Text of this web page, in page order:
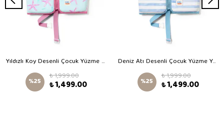
Yıldızlı Koy Desenli Çocuk Yüzme Yeleği
%25 ₺ 1,999.00
₺ 1,499.00
Deniz Atı Desenli Çocuk Yüzme Yeleği
%25 ₺ 1,999.00
₺ 1,499.00